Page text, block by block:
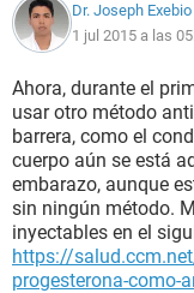
Dr. Joseph Exebio
1 jul 2015 a las
Ahora, durante el
usar otro método
barrera, como el
cuerpo aún se está
embarazo, aunque
sin ningún método.
inyectables en el
https://
progesterona-como-